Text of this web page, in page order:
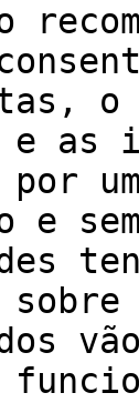
o
as
por
e